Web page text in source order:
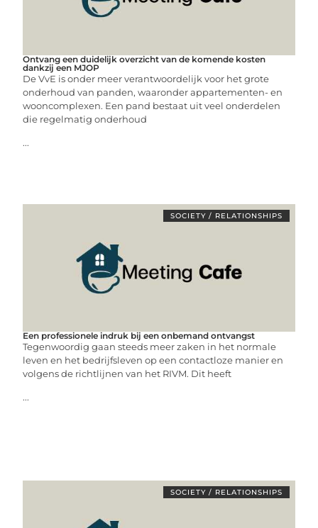
Ontvang een duidelijk overzicht van de komende kosten
dankzij een MJOP
De VvE is onder meer verantwoordelijk voor het grote
onderhoud van panden, waaronder appartementen- en
wooncomplexen. Een pand bestaat uit veel onderdelen
die regelmatig onderhoud
...
SOCIETY / RELATIONSHIPS
Een professionele indruk bij een onbemand ontvangst
Tegenwoordig gaan steeds meer zaken in het normale
leven en het bedrijfsleven op een contactloze manier en
volgens de richtlijnen van het RIVM. Dit heeft
...
SOCIETY / RELATIONSHIPS